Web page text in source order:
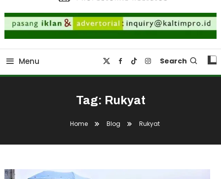
Kaltim Pro
Kaltim Profesional Religius
Menu Search
Tag: Rukyat
Home Blog Rukyat